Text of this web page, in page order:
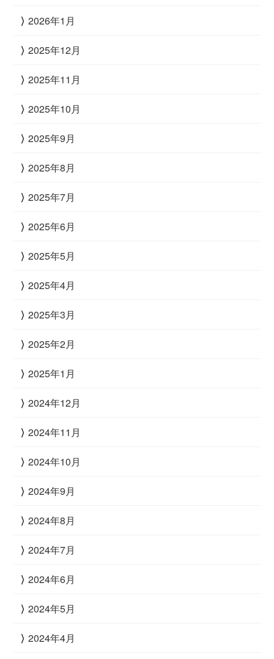
2026年1月
2025年12月
2025年11月
2025年10月
2025年9月
2025年8月
2025年7月
2025年6月
2025年5月
2025年4月
2025年3月
2025年2月
2025年1月
2024年12月
2024年11月
2024年10月
2024年9月
2024年8月
2024年7月
2024年6月
2024年5月
2024年4月